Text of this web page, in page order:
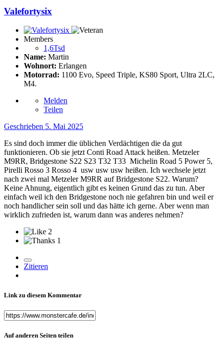
Valefortysix
Members
1,6Tsd
Name: Martin
Wohnort: Erlangen
Motorrad: 1100 Evo, Speed Triple, KS80 Sport, Ultra 2LC,
M4.
Melden
Teilen
Geschrieben 5. Mai 2025
Es sind doch immer die üblichen Verdächtigen die da gut
funktionieren. Ob sie jetzt Conti Road Attack heißen. Metzeler
M9RR, Bridgestone S22 S23 T32 T33 Michelin Road 5 Power 5,
Pirelli Rosso 3 Rosso 4 usw usw usw heißen. Ich wechsele jetzt
nach zwei mal Metzeler M9RR auf Bridgestone S22. Warum?
Keine Ahnung, eigentlich gibt es keinen Grund das zu tun. Aber
einfach weil ich den Bridgestone noch nie gefahren bin und weil er
noch handlicher sein soll und das hätte ich gerne. Aber wenn man
wirklich zufrieden ist, warum dann was anderes nehmen?
2
1
Zitieren
Link zu diesem Kommentar
Auf anderen Seiten teilen